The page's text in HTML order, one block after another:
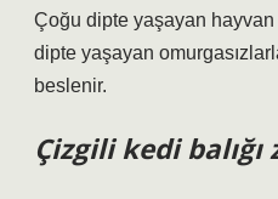
Çoğu dipte yaşayan hayvan
dipte yaşayan
beslenir.
Çizgili kedi